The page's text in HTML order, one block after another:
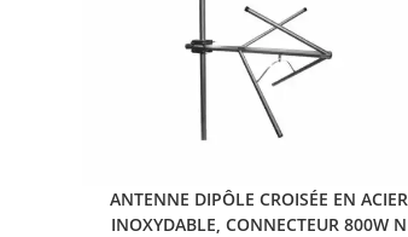
ANTENNE DIPÔLE CROISÉE EN ACIER
INOXYDABLE, CONNECTEUR 800W N